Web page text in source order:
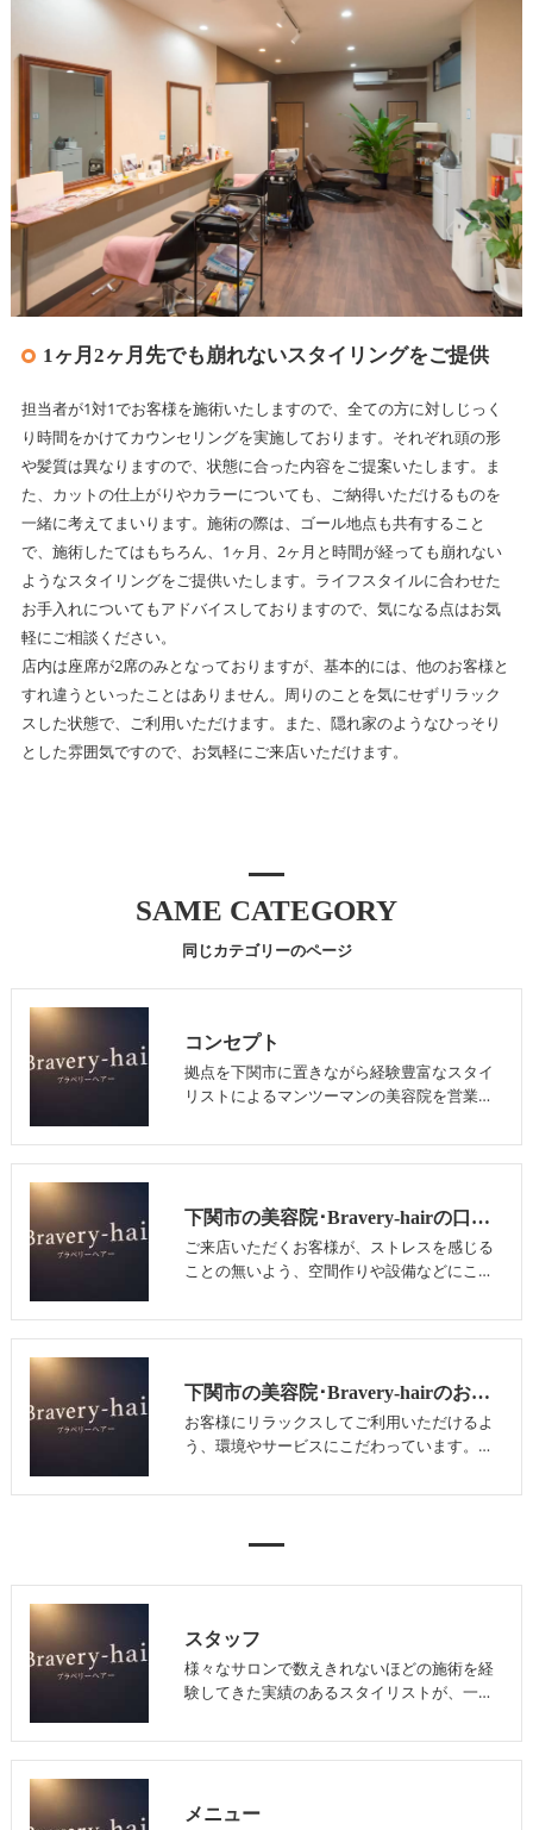
1ヶ月2ヶ月先でも崩れないスタイリングをご提供
担当者が1対1でお客様を施術いたしますので、全ての方に対しじっく
り時間をかけてカウンセリングを実施しております。それぞれ頭の形
や髪質は異なりますので、状態に合った内容をご提案いたします。ま
た、カットの仕上がりやカラーについても、ご納得いただけるものを
一緒に考えてまいります。施術の際は、ゴール地点も共有すること
で、施術したてはもちろん、1ヶ月、2ヶ月と時間が経っても崩れない
ようなスタイリングをご提供いたします。ライフスタイルに合わせた
お手入れについてもアドバイスしておりますので、気になる点はお気
軽にご相談ください。
店内は座席が2席のみとなっておりますが、基本的には、他のお客様と
すれ違うといったことはありません。周りのことを気にせずリラック
スした状態で、ご利用いただけます。また、隠れ家のようなひっそり
とした雰囲気ですので、お気軽にご来店いただけます。
同じカテゴリーのページ
SAME CATEGORY
コンセプト
拠点を下関市に置きながら経験豊富なスタイ
リストによるマンツーマンの美容院を営業…
下関市の美容院･Bravery-hairの口コミ情報
ご来店いただくお客様が、ストレスを感じる
ことの無いよう、空間作りや設備などにこ…
下関市の美容院･Bravery-hairのお客様の声
お客様にリラックスしてご利用いただけるよ
う、環境やサービスにこだわっています。…
スタッフ
様々なサロンで数えきれないほどの施術を経
験してきた実績のあるスタイリストが、一…
メニュー